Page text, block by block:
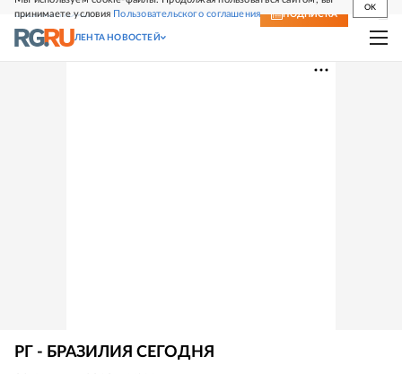
принимаете условия Пользовательского соглашения
OK
СВЕЖИЙ НОМЕР ПОДПИСКА
ЛЕНТА НОВОСТЕЙ
РГ - БРАЗИЛИЯ СЕГОДНЯ